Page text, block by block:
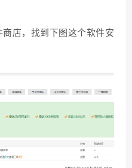
店，找到下图这个软件安